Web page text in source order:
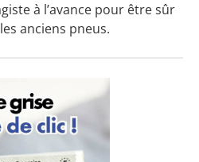
à l’avance pour être sûr
anciens pneus.